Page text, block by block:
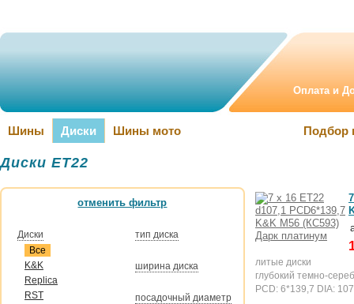
Оплата и
Шины Диски Шины мото Подбор
Диски ET22
отменить фильтр
Диски
Все
K&K
Replica
RST
тип диска
ширина диска
посадочный диаметр
литые диски
глубокий темно-
PCD: 6*139,7 DIA: